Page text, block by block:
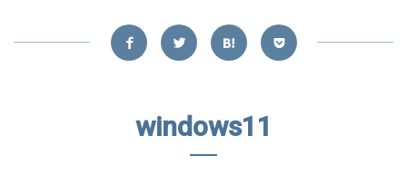
windows11